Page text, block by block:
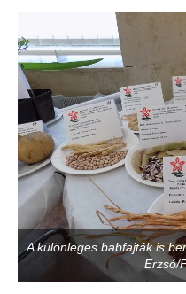
A különleges babfajták is
Erzsó/